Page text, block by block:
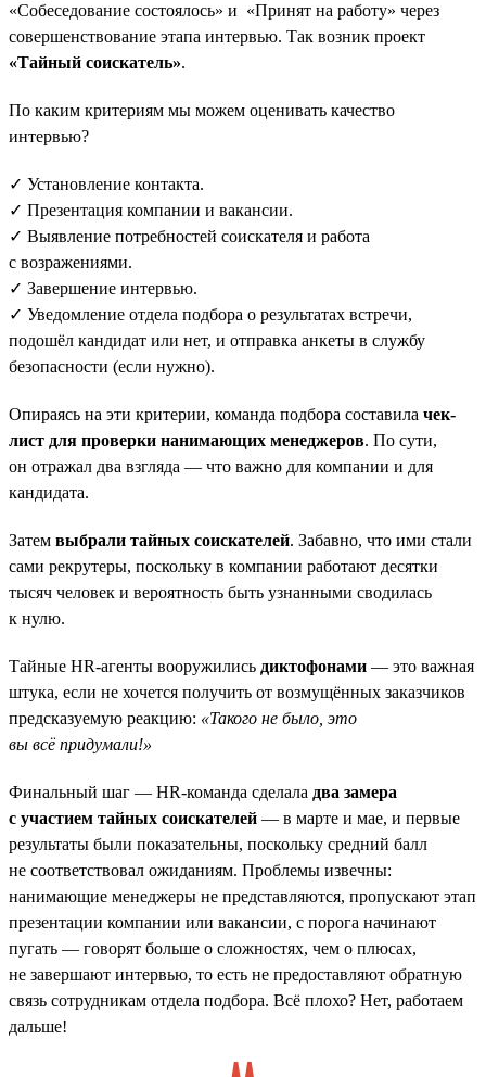
«Собеседование состоялось» и «Принят на работу» через
совершенствование этапа интервью. Так возник проект
«Тайный соискатель».
По каким критериям мы можем оценивать качество
интервью?
✓ Установление контакта.
✓ Презентация компании и вакансии.
✓ Выявление потребностей соискателя и работа
с возражениями.
✓ Завершение интервью.
✓ Уведомление отдела подбора о результатах встречи,
подошёл кандидат или нет, и отправка анкеты в службу
безопасности (если нужно).
Опираясь на эти критерии, команда подбора составила чек-
лист для проверки нанимающих менеджеров. По сути,
он отражал два взгляда — что важно для компании и для
кандидата.
Затем выбрали тайных соискателей. Забавно, что ими стали
сами рекрутеры, поскольку в компании работают десятки
тысяч человек и вероятность быть узнанными сводилась
к нулю.
Тайные HR-агенты вооружились диктофонами — это важная
штука, если не хочется получить от возмущённых заказчиков
предсказуемую реакцию: «Такого не было, это
вы всё придумали!»
Финальный шаг — HR-команда сделала два замера
с участием тайных соискателей — в марте и мае, и первые
результаты были показательны, поскольку средний балл
не соответствовал ожиданиям. Проблемы извечны:
нанимающие менеджеры не представляются, пропускают этап
презентации компании или вакансии, с порога начинают
пугать — говорят больше о сложностях, чем о плюсах,
не завершают интервью, то есть не предоставляют обратную
связь сотрудникам отдела подбора. Всё плохо? Нет, работаем
дальше!